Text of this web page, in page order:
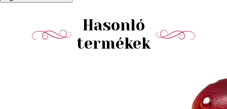
Hasonló
termékek